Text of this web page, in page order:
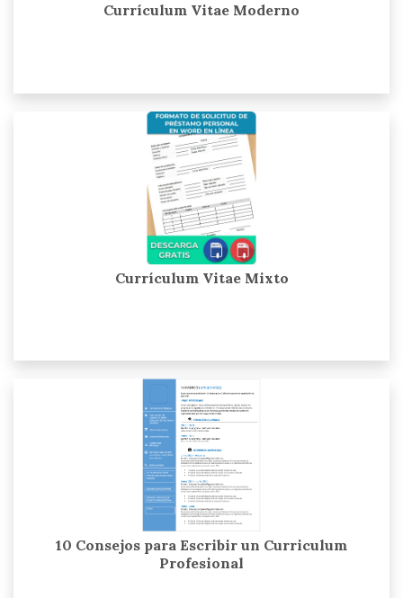
Currículum Vitae Moderno
Currículum Vitae Mixto
10 Consejos para Escribir un Curriculum
Profesional